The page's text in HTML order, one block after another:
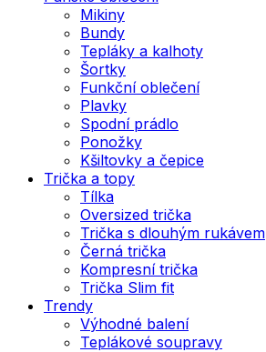
Mikiny
Bundy
Tepláky a kalhoty
Šortky
Funkční oblečení
Plavky
Spodní prádlo
Ponožky
Kšiltovky a čepice
Trička a topy
Tílka
Oversized trička
Trička s dlouhým rukávem
Černá trička
Kompresní trička
Trička Slim fit
Trendy
Výhodné balení
Teplákové soupravy